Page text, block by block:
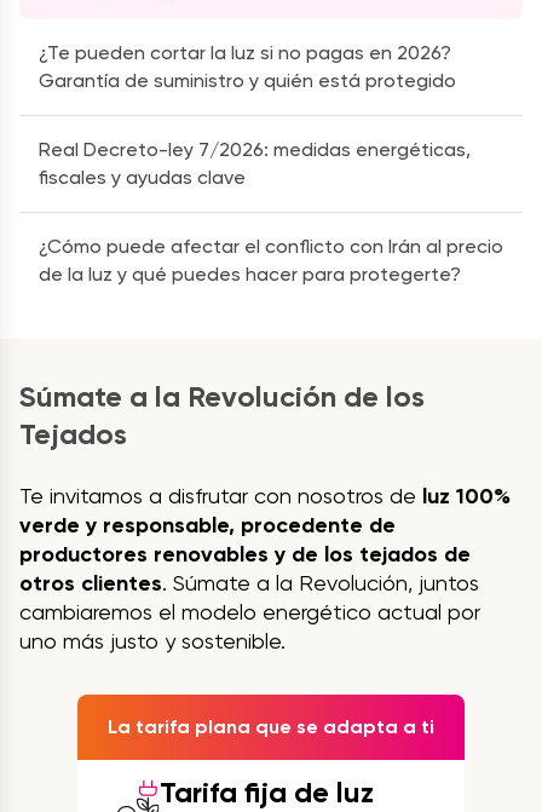
¿Te pueden cortar la luz si no pagas en 2026?
Garantía de suministro y quién está protegido
Real Decreto-ley 7/2026: medidas energéticas,
fiscales y ayudas clave
¿Cómo puede afectar el conflicto con Irán al precio
de la luz y qué puedes hacer para protegerte?
Súmate a la Revolución de los
Tejados
Te invitamos a disfrutar con nosotros de luz 100%
verde y responsable, procedente de
productores renovables y de los tejados de
otros clientes. Súmate a la Revolución, juntos
cambiaremos el modelo energético actual por
uno más justo y sostenible.
La tarifa plana que se adapta a ti
Tarifa fija de luz